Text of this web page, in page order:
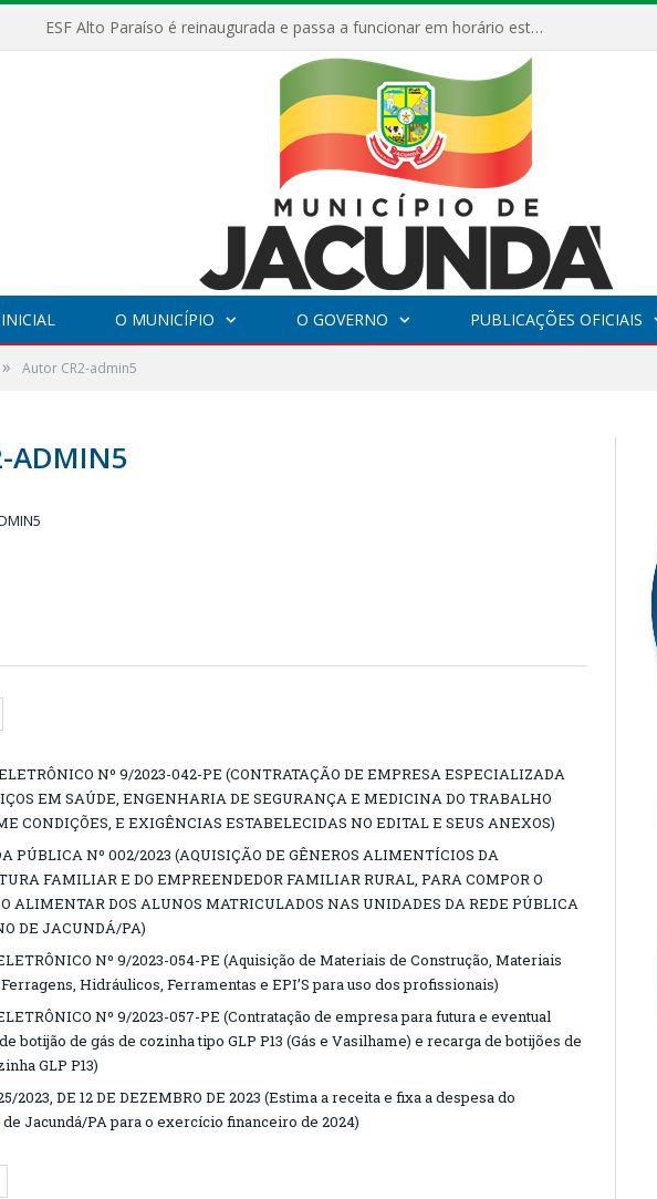
ESF Alto Paraíso é reinaugurada e passa a funcionar em horário estendido
O MUNICÍPIO O GOVERNO PUBLICAÇÕES OFICIAIS
» Autor CR2-admin5
ADMIN5
Nº 9/2023-042-PE (CONTRATAÇÃO DE EMPRESA ESPECIALIZADA
EM SAÚDE, ENGENHARIA DE SEGURANÇA E MEDICINA DO TRABALHO
CONDIÇÕES, E EXIGÊNCIAS ESTABELECIDAS NO EDITAL E SEUS ANEXOS)
PÚBLICA Nº 002/2023 (AQUISIÇÃO DE GÊNEROS ALIMENTÍCIOS DA
FAMILIAR E DO EMPREENDEDOR FAMILIAR RURAL, PARA COMPOR O
ALIMENTAR DOS ALUNOS MATRICULADOS NAS UNIDADES DA REDE PÚBLICA
DE JACUNDÁ/PA)
Nº 9/2023-054-PE (Aquisição de Materiais de Construção, Materiais
Hidráulicos, Ferramentas e EPI’S para uso dos profissionais)
Nº 9/2023-057-PE (Contratação de empresa para futura e eventual
botijão de gás de cozinha tipo GLP P13 (Gás e Vasilhame) e recarga de botijões de
GLP P13)
2023, DE 12 DE DEZEMBRO DE 2023 (Estima a receita e fixa a despesa do
Jacundá/PA para o exercício financeiro de 2024)